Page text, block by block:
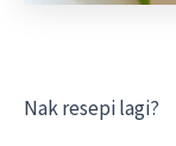
Nak resepi lagi?